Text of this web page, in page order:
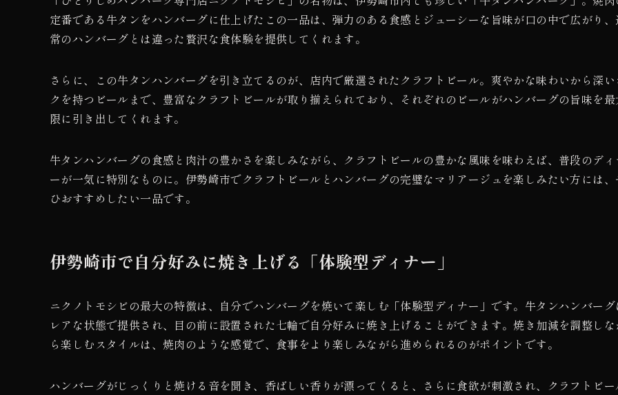
定番である牛タンをハンバーグに仕上げたこの一品は、弾力のある食感とジューシーな旨味が口の中で広がり、
常のハンバーグとは違った贅沢な食体験を提供してくれます。
さらに、この牛タンハンバーグを引き立てるのが、店内で厳選されたクラフトビール。爽やかな味わいから深い
クを持つビールまで、豊富なクラフトビールが取り揃えられており、それぞれのビールがハンバーグの旨味を最
限に引き出してくれます。
牛タンハンバーグの食感と肉汁の豊かさを楽しみながら、クラフトビールの豊かな風味を味わえば、普段のディ
ーが一気に特別なものに。伊勢崎市でクラフトビールとハンバーグの完璧なマリアージュを楽しみたい方には、
ひおすすめしたい一品です。
伊勢崎市で自分好みに焼き上げる「体験型ディナー」
ニクノトモシビの最大の特徴は、自分でハンバーグを焼いて楽しむ「体験型ディナー」です。牛タンハンバーグ
レアな状態で提供され、目の前に設置された七輪で自分好みに焼き上げることができます。焼き加減を調整しな
ら楽しむスタイルは、焼肉のような感覚で、食事をより楽しみながら進められるのがポイントです。
ハンバーグがじっくりと焼ける音を聞き、香ばしい香りが漂ってくると、さらに食欲が刺激され、クラフトビー